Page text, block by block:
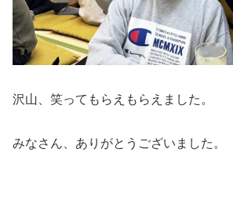
沢山、笑ってもらえもらえました。
みなさん、ありがとうございました。